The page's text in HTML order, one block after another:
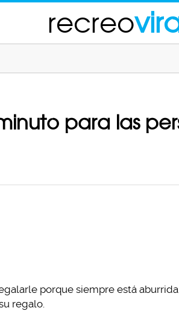
recreo
para las
porque siempre está
regalo.